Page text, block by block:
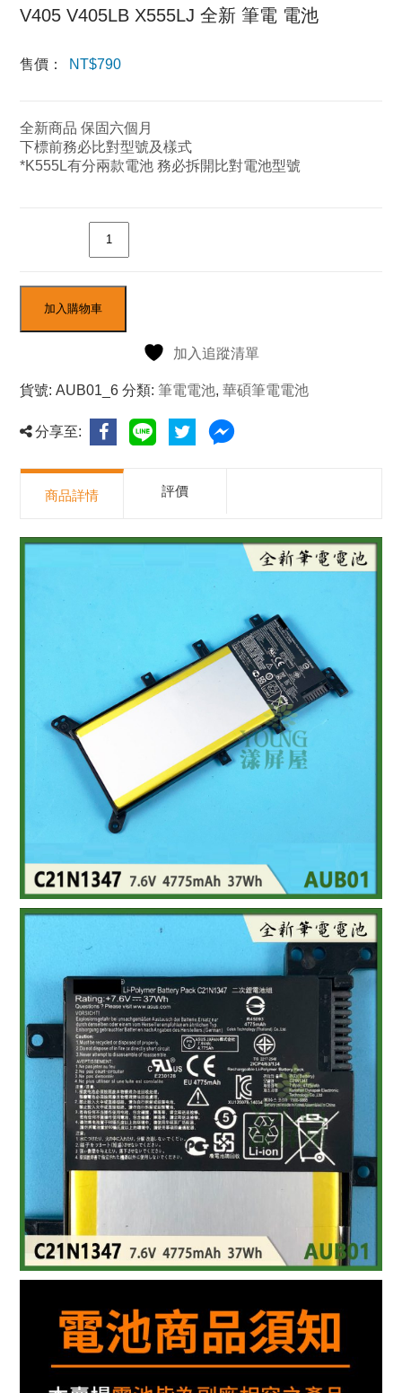
V405 V405LB X555LJ 全新 筆電 電池
售價： NT$790
全新商品 保固六個月
下標前務必比對型號及樣式
*K555L有分兩款電池 務必拆開比對電池型號
加入購物車
加入追蹤清單
貨號:AUB01_6 分類:筆電電池,華碩筆電電池
分享至:
商品詳情 評價